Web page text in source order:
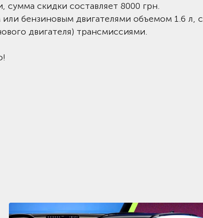
скидки составляет 8000 грн.
бензиновым двигателями объемом 1.6 л, с
двигателя) трансмиссиями.